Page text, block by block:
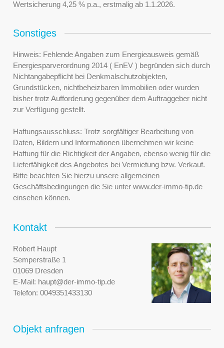
Wertsicherung 4,25 % p.a., erstmalig ab 1.1.2026.
Sonstiges
Hinweis: Fehlende Angaben zum Energieausweis gemäß
Energiesparverordnung 2014 ( EnEV ) begründen sich durch
Nichtangabepflicht bei Denkmalschutzobjekten,
Grundstücken, nichtbeheizbaren Immobilien oder wurden
bisher trotz Aufforderung gegenüber dem Auftraggeber nicht
zur Verfügung gestellt.
Haftungsausschluss: Trotz sorgfältiger Bearbeitung von
Daten, Bildern und Informationen übernehmen wir keine
Haftung für die Richtigkeit der Angaben, ebenso wenig für die
Lieferfähigkeit des Angebotes bei Vermietung bzw. Verkauf.
Bitte beachten Sie hierzu unsere allgemeinen
Geschäftsbedingungen die Sie unter www.der-immo-tip.de
einsehen können.
Kontakt
Robert Haupt
Semperstraße 1
01069 Dresden
E-Mail: haupt@der-immo-tip.de
Telefon: 0049351433130
Objekt anfragen